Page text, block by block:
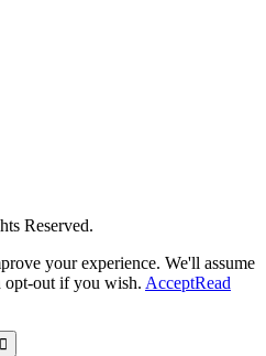
Reserved.
your experience. We'll assume
opt-out if you wish. AcceptRead